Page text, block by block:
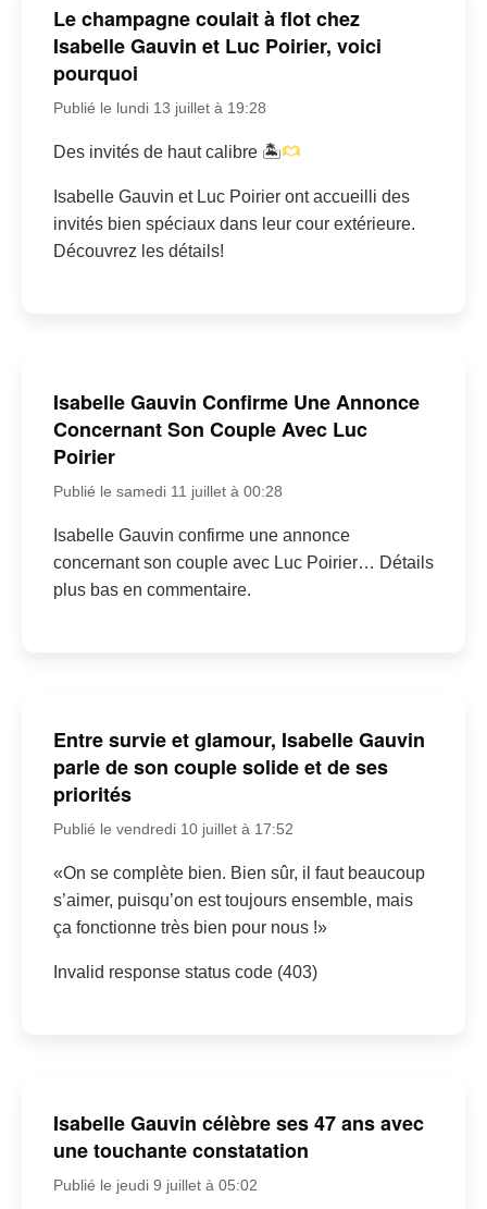
Le champagne coulait à flot chez
Isabelle Gauvin et Luc Poirier, voici
pourquoi
Publié le lundi 13 juillet à 19:28
Des invités de haut calibre 🏝
Isabelle Gauvin et Luc Poirier ont accueilli des
invités bien spéciaux dans leur cour extérieure.
Découvrez les détails!
Isabelle Gauvin Confirme Une Annonce
Concernant Son Couple Avec Luc
Poirier
Publié le samedi 11 juillet à 00:28
Isabelle Gauvin confirme une annonce
concernant son couple avec Luc Poirier… Détails
plus bas en commentaire.
Entre survie et glamour, Isabelle Gauvin
parle de son couple solide et de ses
priorités
Publié le vendredi 10 juillet à 17:52
«On se complète bien. Bien sûr, il faut beaucoup
s’aimer, puisqu’on est toujours ensemble, mais
ça fonctionne très bien pour nous !»
Invalid response status code (403)
Isabelle Gauvin célèbre ses 47 ans avec
une touchante constatation
Publié le jeudi 9 juillet à 05:02